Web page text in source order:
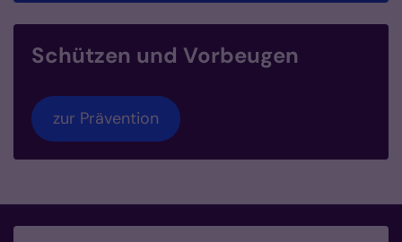
Schützen und Vorbeugen
zur Prävention